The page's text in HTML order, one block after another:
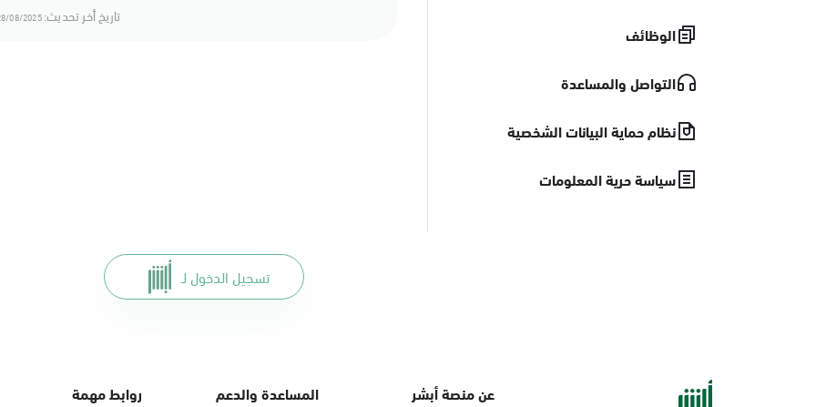
الوظائف
التواصل والمساعدة
نظام حماية البيانات الشخصية
سياسة حرية المعلومات
تاريخ أخر تحديث:08/2025 14:08
تسجيل الدخول لـ
عن منصة أبشر المساعدة والدعم روابط مهمة